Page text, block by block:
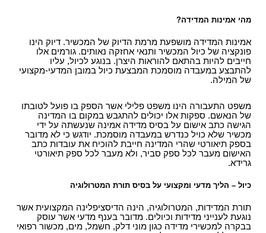
מהי אמינות המדידה?
אמינות המדידה מושפעת מרמת הדיוק של המכשיר. דיוק הינו
פונקציה של כיול המכשיר ותנאי אחזקה נאותים. גורמים אלו
חייבים להיות בהתאם להוראות היצרן. בנוגע לכיול, עליו
להתבצע במעבדה מוסמכת המבצעת כיול במובן המדעי-מקצועי
של המילה.
משפט התעבורה הינו משפט פלילי אשר הספק בו פועל לטובתו
של הנאשם. ספקות אלו יכולים להתגבש במקום בו המדינה
הגישה כתב אישום על בסיס מדידה אמינה שנעשתה על ידי
מכשיר שלא כויל כנדרש במעבדה מוסמכת. יודגש כי לא מדובר
בספק תיאורטי שהרי המדינה חייבת להוכיח את עובדות כתב
האישום מעבר לכל ספק סביר, ולא מעבר לכל ספק תיאורטי
גרידא.
כיול – הליך מדעי ומקצועי על בסיס תורת המטרולוגיה
תורת המדידות, המטרולוגיה, הינה הדיסציפלינה המקצועית אשר
נוגעת לענייני מדידות וכיולים. מדובר בענף מדעי אשר עוסק
בבקרה למכשירי מדידה כגון מוני דלק, חשמל, מים, מכשור רפואי